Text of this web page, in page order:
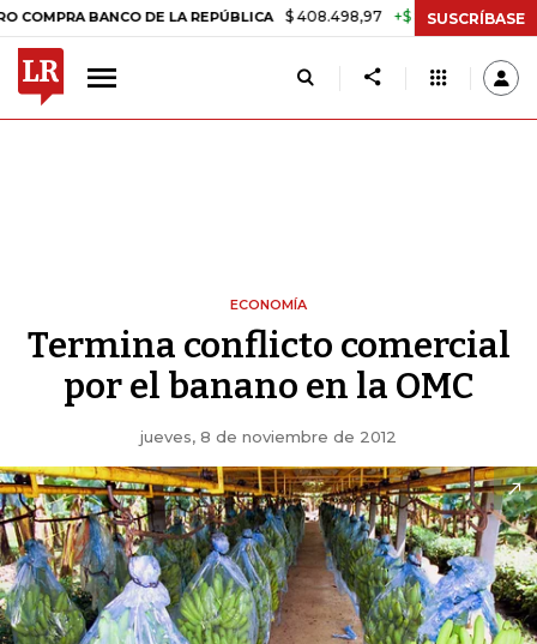
BANCO DE LA REPÚBLICA $ 408.498,97 +$ 8.753,81 +2,19%
SUSCRÍBASE
ECONOMÍA
Termina conflicto comercial
por el banano en la OMC
jueves, 8 de noviembre de 2012